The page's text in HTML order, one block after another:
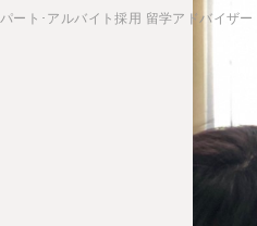
パート･アルバイト採用 留学アドバイザー